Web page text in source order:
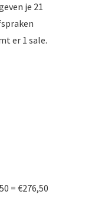
je 21
er 1 sale.
= €276,50